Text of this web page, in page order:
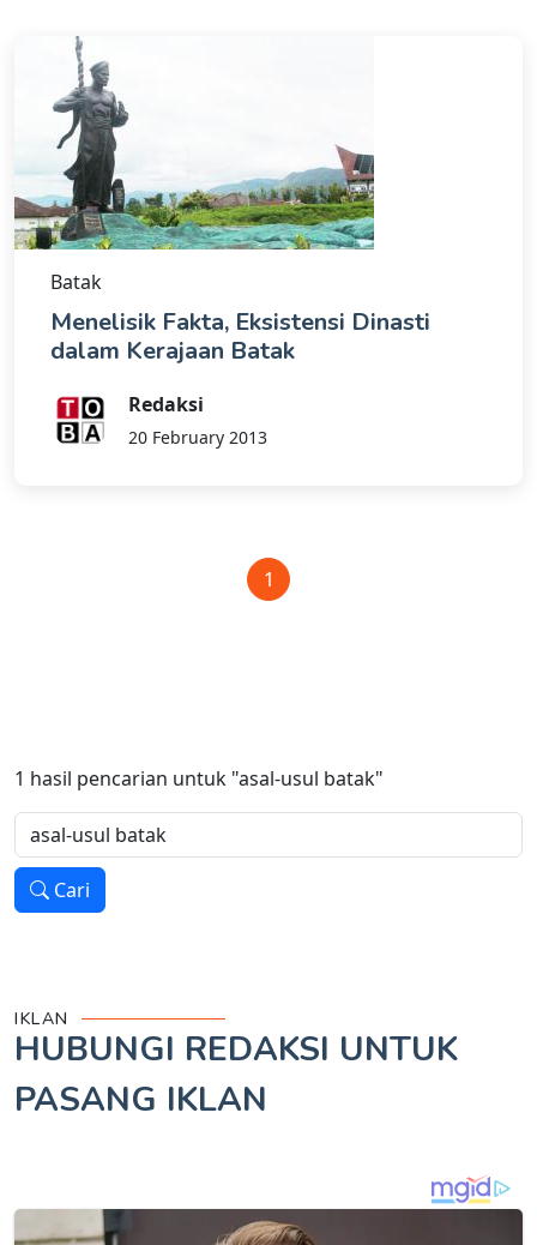
Batak
Menelisik Fakta, Eksistensi Dinasti
dalam Kerajaan Batak
Redaksi
20 February 2013
1
1 hasil pencarian untuk "asal-usul batak"
Cari
IKLAN
HUBUNGI REDAKSI UNTUK
PASANG IKLAN